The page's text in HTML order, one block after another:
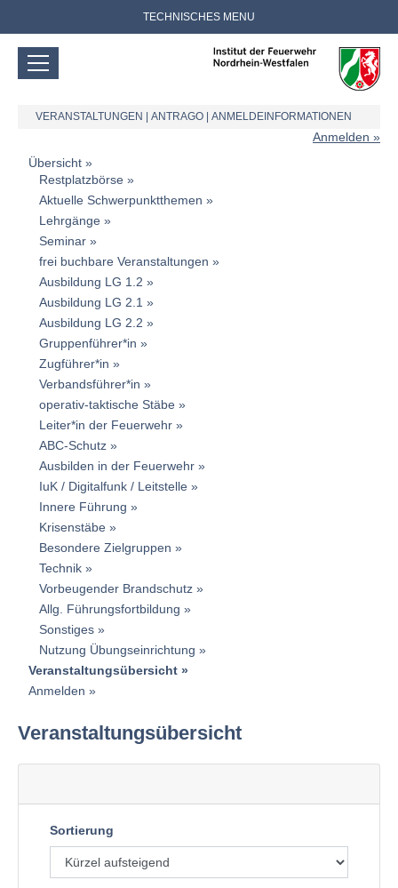
TECHNISCHES MENU
VERANSTALTUNGEN ANTRAGO ANMELDEINFORMATIONEN
Anmelden
Übersicht
Restplatzbörse
Aktuelle Schwerpunktthemen
Lehrgänge
Seminar
frei buchbare Veranstaltungen
Ausbildung LG 1.2
Ausbildung LG 2.1
Ausbildung LG 2.2
Gruppenführer*in
Zugführer*in
Verbandsführer*in
operativ-taktische Stäbe
Leiter*in der Feuerwehr
ABC-Schutz
Ausbilden in der Feuerwehr
IuK / Digitalfunk / Leitstelle
Innere Führung
Krisenstäbe
Besondere Zielgruppen
Technik
Vorbeugender Brandschutz
Allg. Führungsfortbildung
Sonstiges
Nutzung Übungseinrichtung
Veranstaltungsübersicht
Anmelden
Veranstaltungsübersicht
Sortierung